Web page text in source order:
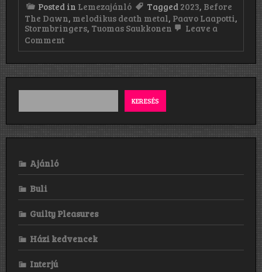
Posted in Lemezajánló Tagged 2023, Before
The Dawn, melodikus death metal, Paavo Laapotti,
Stormbringers, Tuomas Saukkonen
Leave a
Commenton
Before
Stormbringers
(2023)
KERESÉS
Ajánló
Buli
Guilty Pleasures
Házi kedvencek
Interjú